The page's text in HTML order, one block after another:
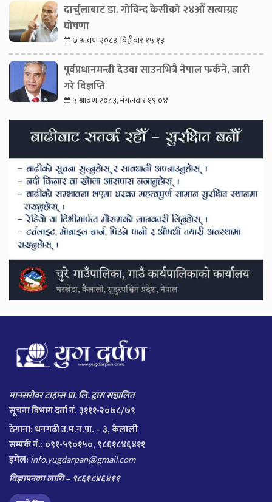
दार्चुलाबाट डा. गोविन्द केसीको २४औँ सत्याग्रह
घोषणा
७ श्रावण २०८३, बिहीबार १५:१३
पूर्वप्रधानमन्त्री देउवा साउनभित्रै नेपाल फर्कने, जारी
गरे विज्ञप्ति
५ श्रावण २०८३, मंगलवार १९:०४
मानसरोवर टाइम्स प्रा. लि. द्वारा सञ्चालित
सूचना विभाग दर्ता नं. ३१११-२०७८/७९
ठेगाना: धनगढी उ.म.न.पा. – ३, कैलाली
सम्पर्क नं.: ०९१-५९०१५०, ९८६१८४६४११
इमेल: info.yugdarpan@gmail.com
विज्ञापनका लागि – ९८६१८४६४११